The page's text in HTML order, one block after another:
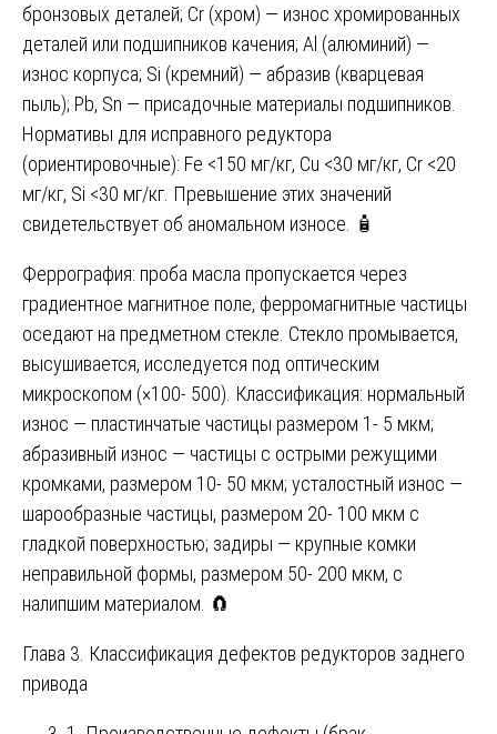
бронзовых деталей; Cr (хром) — износ хромированных
деталей или подшипников качения; Al (алюминий) —
износ корпуса; Si (кремний) — абразив (кварцевая
пыль); Pb, Sn — присадочные материалы подшипников.
Нормативы для исправного редуктора
(ориентировочные): Fe <150 мг/кг, Cu <30 мг/кг, Cr <20
мг/кг, Si <30 мг/кг. Превышение этих значений
свидетельствует об аномальном износе. 🧴
Феррография: проба масла пропускается через
градиентное магнитное поле, ферромагнитные частицы
оседают на предметном стекле. Стекло промывается,
высушивается, исследуется под оптическим
микроскопом (×100- 500). Классификация: нормальный
износ — пластинчатые частицы размером 1- 5 мкм;
абразивный износ — частицы с острыми режущими
кромками, размером 10- 50 мкм; усталостный износ —
шарообразные частицы, размером 20- 100 мкм с
гладкой поверхностью; задиры — крупные комки
неправильной формы, размером 50- 200 мкм, с
налипшим материалом. 🧲
Глава 3. Классификация дефектов редукторов заднего
привода